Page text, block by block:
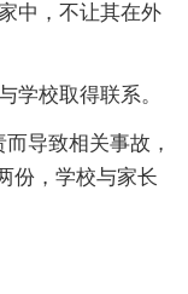
中，不让其在外
学校取得联系。
导致相关事故，
份，学校与家长